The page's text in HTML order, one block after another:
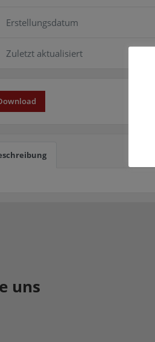
Erstellungsdatum
Zuletzt aktualisiert
uns